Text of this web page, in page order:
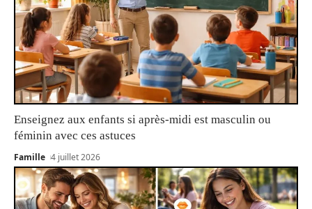
Enseignez aux enfants si après-midi est masculin ou
féminin avec ces astuces
Famille 4 juillet 2026